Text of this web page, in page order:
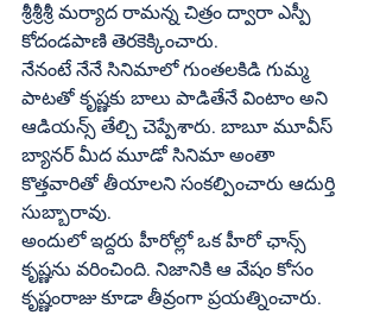
శ్రీశ్రీశ్రీ మర్యాద రామన్న చిత్రం ద్వారా ఎస్పీ
కోదండపాణి తెరకెక్కించారు.
నేనంటే నేనే సినిమాలో గుంతలకిడి గుమ్మ
పాటతో కృష్ణకు బాలు పాడితేనే వింటాం అని
ఆడియన్స్‌ తేల్చి చెప్పేశారు. బాబూ మూవీస్‌
బ్యానర్‌ మీద మూడో సినిమా అంతా
కొత్తవారితో తీయాలని సంకల్పించారు ఆదుర్తి
సుబ్బారావు.
అందులో ఇద్దరు హీరోల్లో ఒక హీరో ఛాన్స్‌
కృష్ణను వరించింది. నిజానికి ఆ వేషం కోసం
కృష్ణంరాజు కూడా తీవ్రంగా ప్రయత్నించారు.